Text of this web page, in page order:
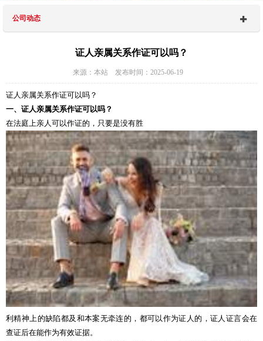
公司动态
证人亲属关系作证可以吗？
来源：本站 发布时间：2025-06-19
证人亲属关系作证可以吗？
一、证人亲属关系作证可以吗？
在法庭上亲人可以作证的，只要是没有胜
利精神上的缺陷都及和本案无牵连的，都可以作为证人的，证人证言会在
查证后在能作为有效证据。